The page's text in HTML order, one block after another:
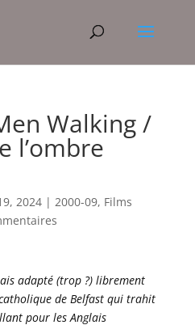
Walking /
l’ombre
2024| 2000-09, Films
adapté (trop ?) librement
de Belfast qui trahit
pour les Anglais